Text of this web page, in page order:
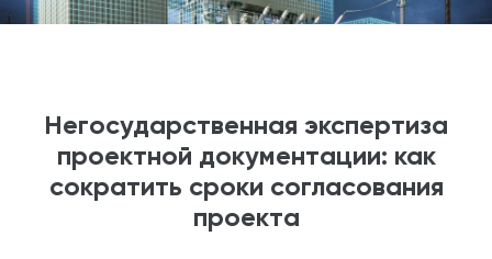
Негосударственная экспертиза
проектной документации: как
сократить сроки согласования
проекта